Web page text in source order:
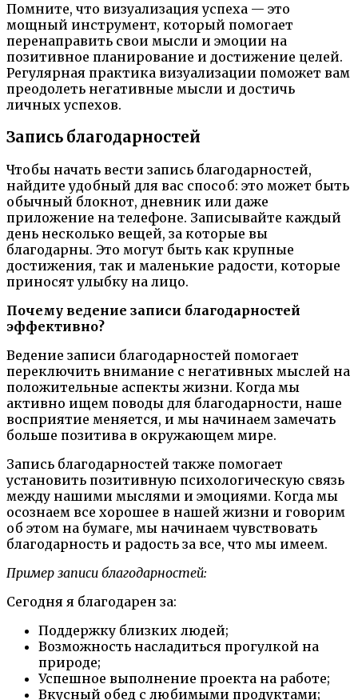
Помните, что визуализация успеха — это
мощный инструмент, который помогает
перенаправить свои мысли и эмоции на
позитивное планирование и достижение целей.
Регулярная практика визуализации поможет вам
преодолеть негативные мысли и достичь
личных успехов.
Запись благодарностей
Чтобы начать вести запись благодарностей,
найдите удобный для вас способ: это может быть
обычный блокнот, дневник или даже
приложение на телефоне. Записывайте каждый
день несколько вещей, за которые вы
благодарны. Это могут быть как крупные
достижения, так и маленькие радости, которые
приносят улыбку на лицо.
Почему ведение записи благодарностей
эффективно?
Ведение записи благодарностей помогает
переключить внимание с негативных мыслей на
положительные аспекты жизни. Когда мы
активно ищем поводы для благодарности, наше
восприятие меняется, и мы начинаем замечать
больше позитива в окружающем мире.
Запись благодарностей также помогает
установить позитивную психологическую связь
между нашими мыслями и эмоциями. Когда мы
осознаем все хорошее в нашей жизни и говорим
об этом на бумаге, мы начинаем чувствовать
благодарность и радость за все, что мы имеем.
Пример записи благодарностей:
Сегодня я благодарен за:
Поддержку близких людей;
Возможность насладиться прогулкой на
природе;
Успешное выполнение проекта на работе;
Вкусный обед с любимыми продуктами;